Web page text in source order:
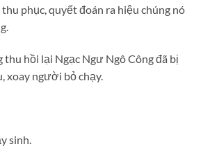
phục, quyết đoán ra hiệu chúng nó
thu hồi lại Ngạc Ngư Ngô Công đã bị
xoay người bỏ chạy.
sinh.